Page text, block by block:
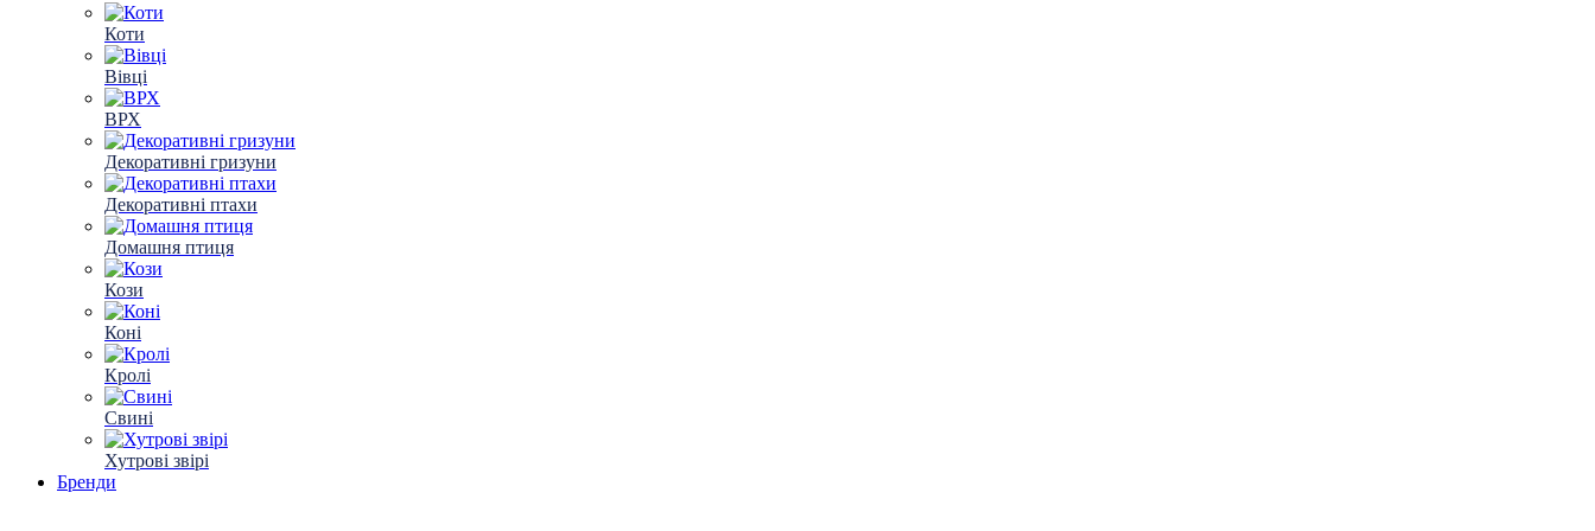
Коти
Вівці
ВРХ
Декоративні гризуни
Декоративні птахи
Домашня птиця
Кози
Коні
Кролі
Свині
Хутрові звірі
Бренди